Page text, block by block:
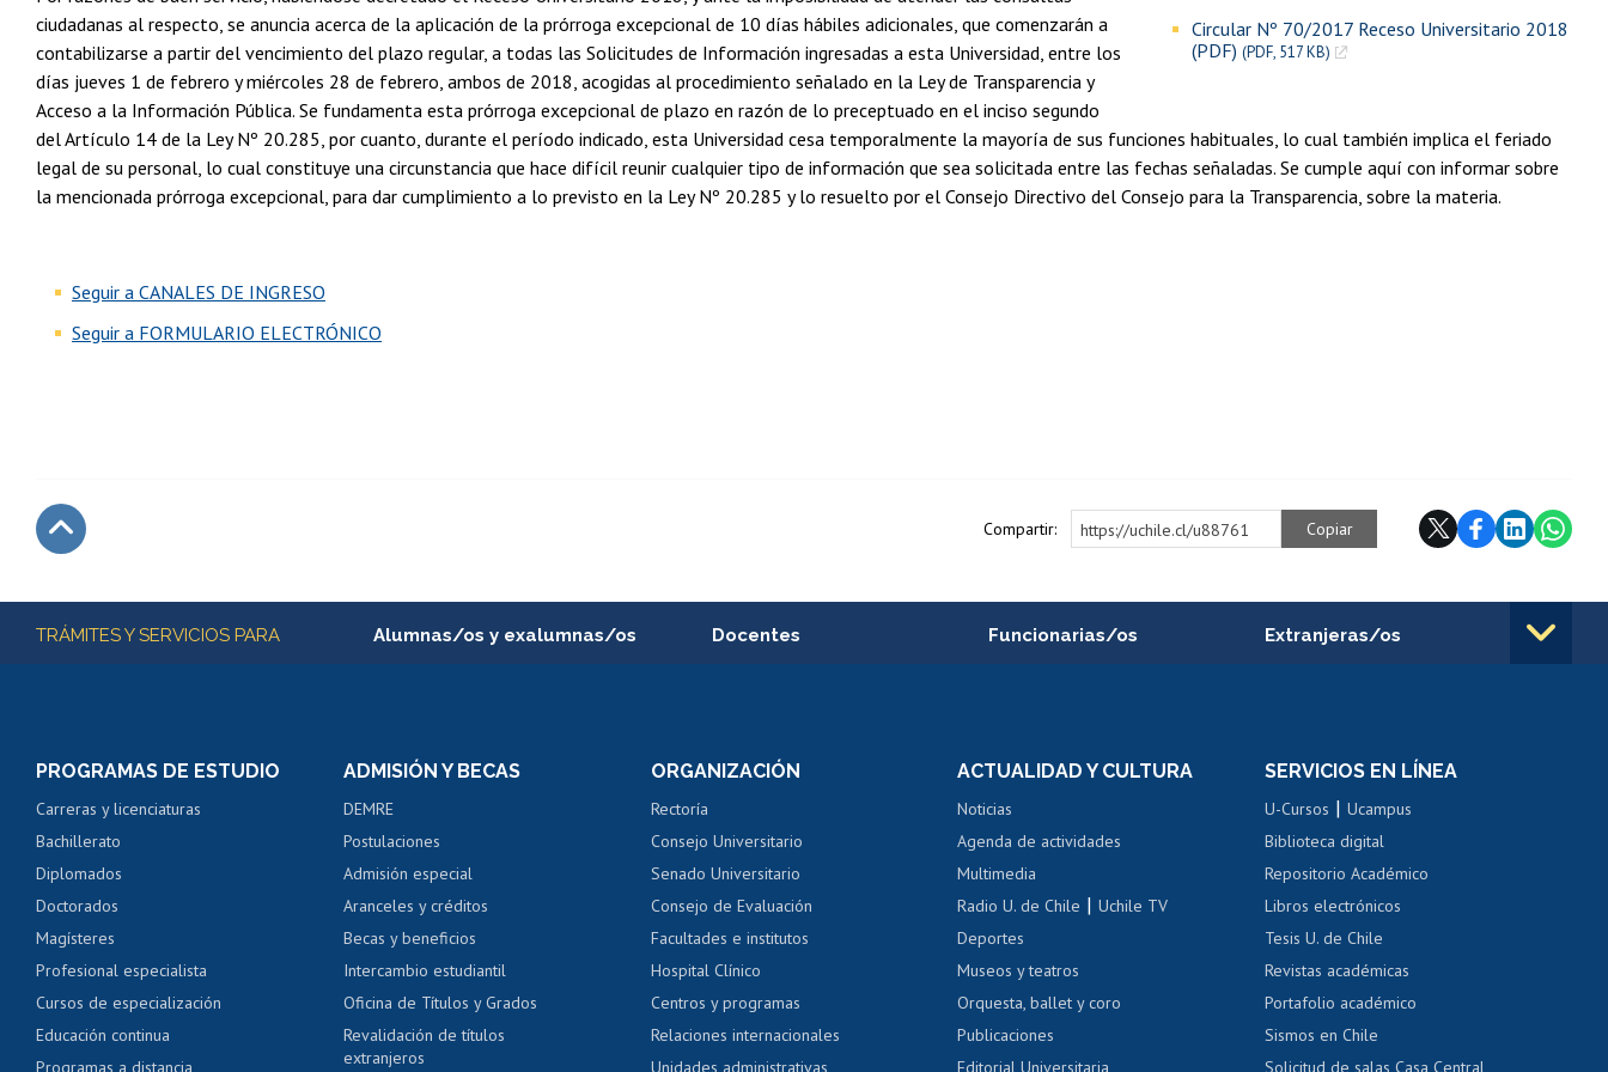
Circular Nº 70/2017 Receso Universitario 2018
(PDF)(PDF, 517 KB)
ciudadanas al respecto, se anuncia acerca de la aplicación de la prórroga excepcional de 10 días hábiles adicionales, que comenzarán a
contabilizarse a partir del vencimiento del plazo regular, a todas las Solicitudes de Información ingresadas a esta Universidad, entre los
días jueves 1 de febrero y miércoles 28 de febrero, ambos de 2018, acogidas al procedimiento señalado en la Ley de Transparencia y
Acceso a la Información Pública. Se fundamenta esta prórroga excepcional de plazo en razón de lo preceptuado en el inciso segundo
del Artículo 14 de la Ley Nº 20.285, por cuanto, durante el período indicado, esta Universidad cesa temporalmente la mayoría de sus funciones habituales, lo cual también implica el feriado
legal de su personal, lo cual constituye una circunstancia que hace difícil reunir cualquier tipo de información que sea solicitada entre las fechas señaladas. Se cumple aquí con informar sobre
la mencionada prórroga excepcional, para dar cumplimiento a lo previsto en la Ley Nº 20.285 y lo resuelto por el Consejo Directivo del Consejo para la Transparencia, sobre la materia.
Seguir a CANALES DE INGRESO
Seguir a FORMULARIO ELECTRÓNICO
Compartir: https://uchile.cl/u88761 Copiar
Más información
TRÁMITES Y SERVICIOS PARA Alumnas/os y exalumnas/os
Consulta y certificado de notas
Servicio médico y dental
Pago de arancel y crédito alumnos
Pago de arancel y crédito exalumnos
Certificado de títulos y grados
Docentes
Perfeccionamiento
Evaluación docente
Calificación académica
Postulación al AUCAI
Funcionarias/os
Portal de movilidad interna
Certificado de renta
Certificado de renta
Gestión de correo uchile
Extranjeras/os
Movilidad Estudiantil
Cursos de español
Acoso laboral, sexual y violencia
PROGRAMAS DE ESTUDIO
Carreras y licenciaturas
Bachillerato
Diplomados
Doctorados
Magísteres
Profesional especialista
Cursos de especialización
Educación continua
Programas a distancia
ADMISIÓN Y BECAS
DEMRE
Postulaciones
Admisión especial
Aranceles y créditos
Becas y beneficios
Intercambio estudiantil
Oficina de Títulos y Grados
Revalidación de títulos
extranjeros
ORGANIZACIÓN
Rectoría
Consejo Universitario
Senado Universitario
Consejo de Evaluación
Facultades e institutos
Hospital Clínico
Centros y programas
Relaciones internacionales
Unidades administrativas
ACTUALIDAD Y CULTURA
Noticias
Agenda de actividades
Multimedia
Radio U. de Chile |Uchile TV
Deportes
Museos y teatros
Orquesta, ballet y coro
Publicaciones
Editorial Universitaria
SERVICIOS EN LÍNEA
U-Cursos |Ucampus
Biblioteca digital
Repositorio Académico
Libros electrónicos
Tesis U. de Chile
Revistas académicas
Portafolio académico
Sismos en Chile
Solicitud de salas Casa Central